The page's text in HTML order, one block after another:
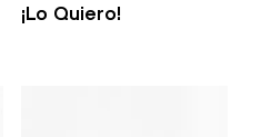
¡Lo Quiero!